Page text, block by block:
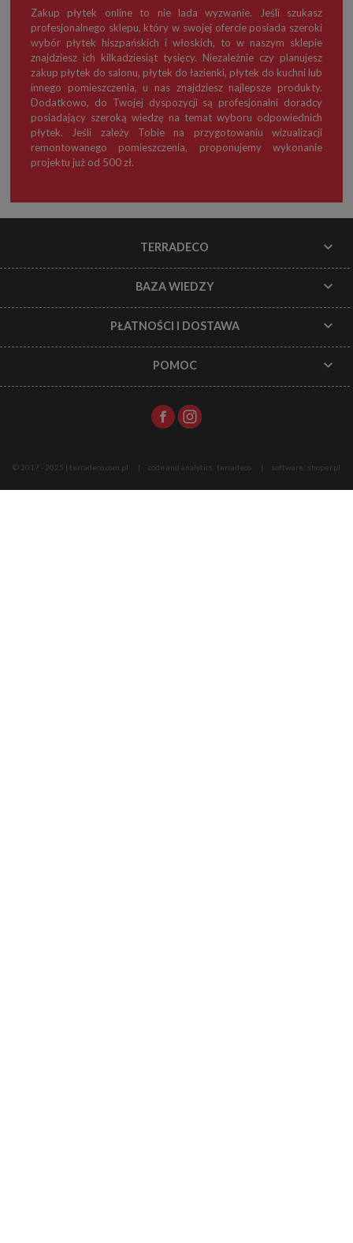
Zakup płytek online to nie lada wyzwanie. Jeśli szukasz
profesjonalnego sklepu, który w swojej ofercie posiada szeroki
wybór płytek hiszpańskich i włoskich, to w naszym sklepie
znajdziesz ich kilkadziesiąt tysięcy. Niezależnie czy planujesz
zakup płytek do salonu, płytek do łazienki, płytek do kuchni lub
innego pomieszczenia, u nas znajdziesz najlepsze produkty.
Dodatkowo, do Twojej dyspozycji są profesjonalni doradcy
posiadający szeroką wiedzę na temat wyboru odpowiednich
płytek. Jeśli zależy Tobie na przygotowaniu wizualizacji
remontowanego pomieszczenia, proponujemy wykonanie
projektu już od 500 zł.
TERRADECO
BAZA WIEDZY
PŁATNOŚCI I DOSTAWA
POMOC
© 2017 - 2025 | terradeco.com.pl code and analytics: terradeco software: shoper.pl